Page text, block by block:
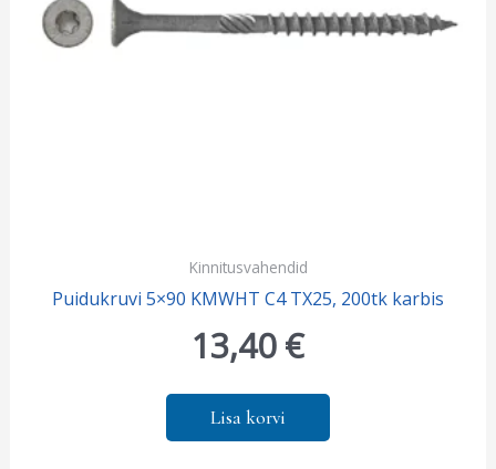
Kinnitusvahendid
Puidukruvi 5×90 KMWHT C4 TX25, 200tk karbis
13,40€
Lisa korvi